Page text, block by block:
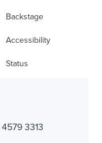
Backstage
Accessibility
Status
3313